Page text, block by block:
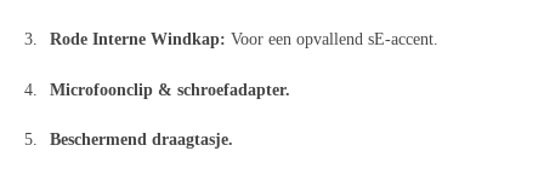
Rode Interne Windkap: Voor een opvallend sE-accent.
Microfoonclip & schroefadapter.
Beschermend draagtasje.